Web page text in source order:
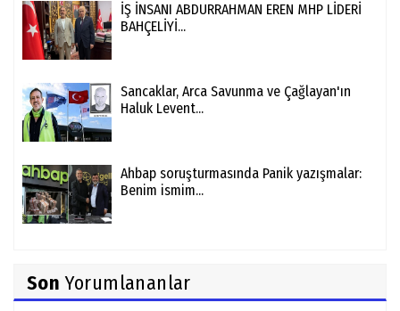
İŞ İNSANI ABDURRAHMAN EREN MHP LİDERİ
BAHÇELİYİ...
Sancaklar, Arca Savunma ve Çağlayan'ın
Haluk Levent...
Ahbap soruşturmasında Panik yazışmalar:
Benim ismim...
Son Yorumlananlar